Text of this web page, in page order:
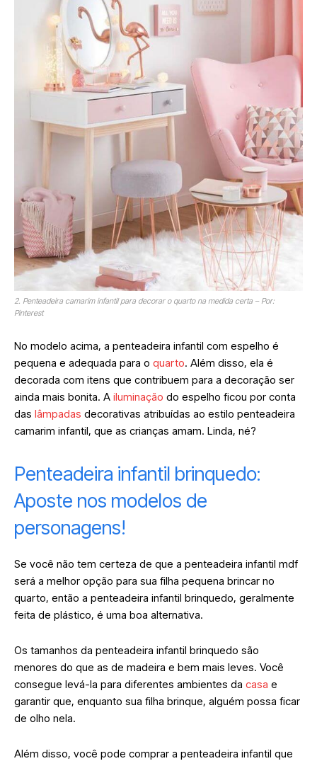
2. Penteadeira camarim infantil para decorar o quarto na medida certa – Por:
Pinterest
No modelo acima, a penteadeira infantil com espelho é
pequena e adequada para o quarto. Além disso, ela é
decorada com itens que contribuem para a decoração ser
ainda mais bonita. A iluminação do espelho ficou por conta
das lâmpadas decorativas atribuídas ao estilo penteadeira
camarim infantil, que as crianças amam. Linda, né?
Penteadeira infantil brinquedo:
Aposte nos modelos de
personagens!
Se você não tem certeza de que a penteadeira infantil mdf
será a melhor opção para sua filha pequena brincar no
quarto, então a penteadeira infantil brinquedo, geralmente
feita de plástico, é uma boa alternativa.
Os tamanhos da penteadeira infantil brinquedo são
menores do que as de madeira e bem mais leves. Você
consegue levá-la para diferentes ambientes da casa e
garantir que, enquanto sua filha brinque, alguém possa ficar
de olho nela.
Além disso, você pode comprar a penteadeira infantil que